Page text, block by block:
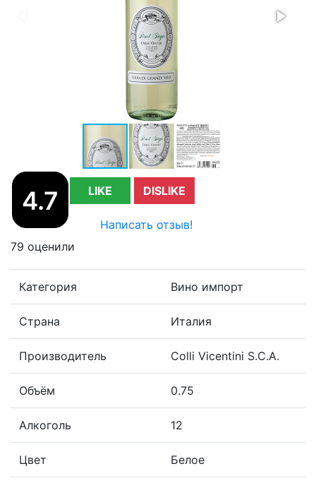
4.7 LIKE DISLIKE
Написать отзыв!
79 оценили
Категория Вино импорт
Страна Италия
Производитель Colli Vicentini S.C.A.
Объём 0.75
Алкоголь 12
Цвет Белое